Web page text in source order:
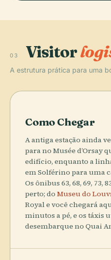
03 Visitor
A estrutura prática para uma
Como Chegar
A antiga estação ainda
para no Musée d’Orsay
edifício, enquanto a
em Solférino para uma
Os ônibus 63, 68, 69, 73,
perto; do Museu do
Royal e você chegará
minutos a pé, e os táxis
desembarque no Quai